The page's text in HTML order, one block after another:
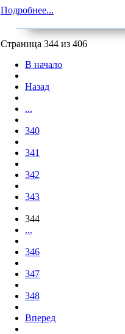
Подробнее...
Страница 344 из 406
В начало
Назад
...
340
341
342
343
344
...
346
347
348
Вперед